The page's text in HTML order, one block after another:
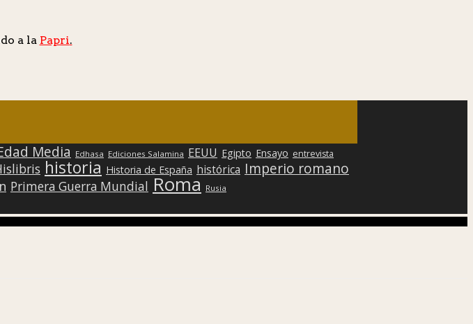
a la Papri.
Media Edhasa Ediciones Salamina EEUU Egipto Ensayo entrevista
historia Historia de España histórica Imperio romano
Primera Guerra Mundial Roma Rusia